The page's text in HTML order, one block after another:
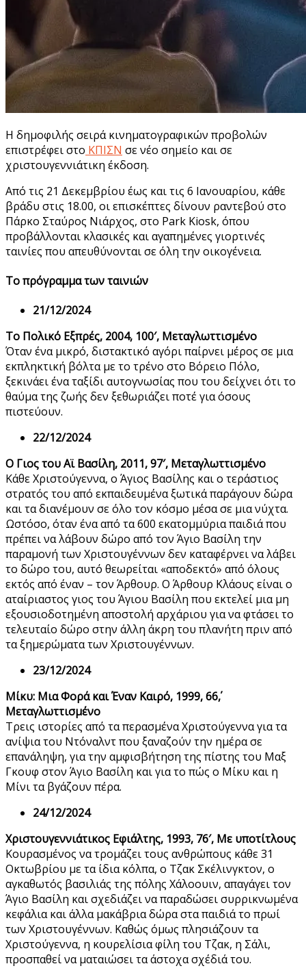
Η δημοφιλής σειρά κινηματογραφικών προβολών
επιστρέφει στο ΚΠΙΣΝ σε νέο σημείο και σε
χριστουγεννιάτικη έκδοση.
Από τις 21 Δεκεμβρίου έως και τις 6 Ιανουαρίου, κάθε
βράδυ στις 18.00, οι επισκέπτες δίνουν ραντεβού στο
Πάρκο Σταύρος Νιάρχος, στο Park Kiosk, όπου
προβάλλονται κλασικές και αγαπημένες γιορτινές
ταινίες που απευθύνονται σε όλη την οικογένεια.
Το πρόγραμμα των ταινιών
21/12/2024
Το Πολικό Εξπρές, 2004, 100′, Μεταγλωττισμένο
Όταν ένα μικρό, διστακτικό αγόρι παίρνει μέρος σε μια
εκπληκτική βόλτα με το τρένο στο Βόρειο Πόλο,
ξεκινάει ένα ταξίδι αυτογνωσίας που του δείχνει ότι το
θαύμα της ζωής δεν ξεθωριάζει ποτέ για όσους
πιστεύουν.
22/12/2024
Ο Γιος του Αϊ Βασίλη, 2011, 97′, Μεταγλωττισμένο
Κάθε Χριστούγεννα, ο Άγιος Βασίλης και ο τεράστιος
στρατός του από εκπαιδευμένα ξωτικά παράγουν δώρα
και τα διανέμουν σε όλο τον κόσμο μέσα σε μια νύχτα.
Ωστόσο, όταν ένα από τα 600 εκατομμύρια παιδιά που
πρέπει να λάβουν δώρο από τον Άγιο Βασίλη την
παραμονή των Χριστουγέννων δεν καταφέρνει να λάβει
το δώρο του, αυτό θεωρείται «αποδεκτό» από όλους
εκτός από έναν – τον Άρθουρ. Ο Άρθουρ Κλάους είναι ο
αταίριαστος γιος του Άγιου Βασίλη που εκτελεί μια μη
εξουσιοδοτημένη αποστολή αρχάριου για να φτάσει το
τελευταίο δώρο στην άλλη άκρη του πλανήτη πριν από
τα ξημερώματα των Χριστουγέννων.
23/12/2024
Μίκυ: Μια Φορά και Έναν Καιρό, 1999, 66΄,
Μεταγλωττισμένο
Τρεις ιστορίες από τα περασμένα Χριστούγεννα για τα
ανίψια του Ντόναλντ που ξαναζούν την ημέρα σε
επανάληψη, για την αμφισβήτηση της πίστης του Μαξ
Γκουφ στον Άγιο Βασίλη και για το πώς ο Μίκυ και η
Μίνι τα βγάζουν πέρα.
24/12/2024
Χριστουγεννιάτικος Eφιάλτης, 1993, 76′, Με υποτίτλους
Κουρασμένος να τρομάζει τους ανθρώπους κάθε 31
Οκτωβρίου με τα ίδια κόλπα, ο Τζακ Σκέλινγκτον, ο
αγκαθωτός βασιλιάς της πόλης Χάλοουιν, απαγάγει τον
Άγιο Βασίλη και σχεδιάζει να παραδώσει συρρικνωμένα
κεφάλια και άλλα μακάβρια δώρα στα παιδιά το πρωί
των Χριστουγέννων. Καθώς όμως πλησιάζουν τα
Χριστούγεννα, η κουρελίσια φίλη του Τζακ, η Σάλι,
προσπαθεί να ματαιώσει τα άστοχα σχέδιά του.